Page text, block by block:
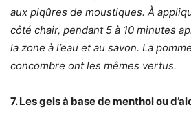
aux piqûres de moustiques. À
côté chair, pendant 5 à 10 minutes
la zone à l’eau et au savon. La
concombre ont les mêmes vertus.
7. Les gels à base de menthol ou